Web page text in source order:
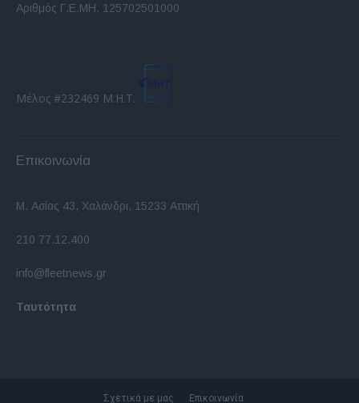
Αριθμός Γ.Ε.ΜΗ. 125702501000
Μέλος #232469 Μ.Η.Τ.
Επικοινωνία
Μ. Ασίας 43, Χαλάνδρι, 15233 Αττική
210 77.12.400
info@fleetnews.gr
Ταυτότητα
Σχετικά με μας Επικοινωνία